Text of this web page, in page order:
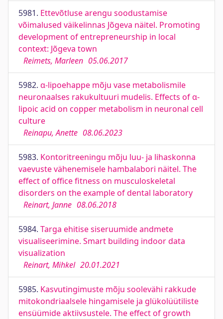
5981. Ettevõtluse arengu soodustamise
võimalused väikelinnas Jõgeva näitel. Promoting
development of entrepreneurship in local
context: Jõgeva town
Reimets, Marleen 05.06.2017
5982. α-lipoehappe mõju vase metabolismile
neuronaalses rakukultuuri mudelis. Effects of α-
lipoic acid on copper metabolism in neuronal cell
culture
Reinapu, Anette 08.06.2023
5983. Kontoritreeningu mõju luu- ja lihaskonna
vaevuste vähenemisele hambalabori näitel. The
effect of office fitness on musculoskeletal
disorders on the example of dental laboratory
Reinart, Janne 08.06.2018
5984. Targa ehitise siseruumide andmete
visualiseerimine. Smart building indoor data
visualization
Reinart, Mihkel 20.01.2021
5985. Kasvutingimuste mõju soolevähi rakkude
mitokondriaalsele hingamisele ja glükolüütiliste
ensüümide aktiivsustele. The effect of growth